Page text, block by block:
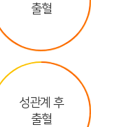
출혈
성관계 후
출혈